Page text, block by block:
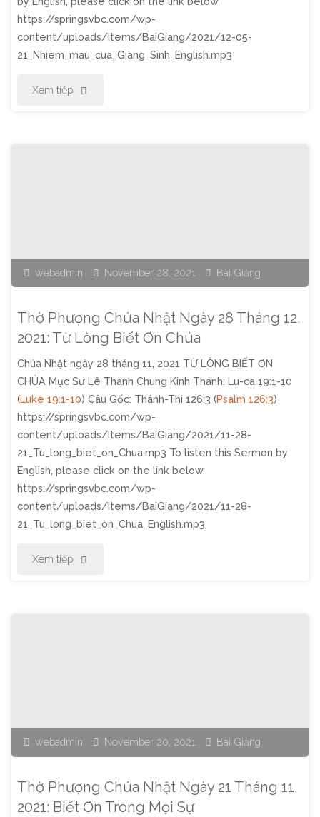
Sinh"
https://springsvbc.com/wp-
content/uploads/Items/BaiGiang/2021/12-05-
21_Nhiem_mau_cua_Giang_Sinh_English.mp3
Xem tiếp "Thờ
Tháng
2021:
Nhiệm
Mầu
Của
Giáng
Sinh"
webadmin November 28, 2021 Bài Giảng
Thờ Phượng Chúa Nhật Ngày 28 Tháng 12,
2021: Từ Lòng Biết Ơn Chúa
Chúa Nhật ngày 28 tháng 11, 2021 TỪ LÒNG BIẾT ƠN
CHÚA Mục Sư Lê Thành Chung Kinh Thánh: Lu-ca 19:1-10
(Luke 19:1-10) Câu Gốc: Thánh-Thi 126:3 (Psalm 126:3)
https://springsvbc.com/wp-
content/uploads/Items/BaiGiang/2021/11-28-
21_Tu_long_biet_on_Chua.mp3 To listen this Sermon by
English, please click on the link below
https://springsvbc.com/wp-
content/uploads/Items/BaiGiang/2021/11-28-
21_Tu_long_biet_on_Chua_English.mp3
Xem tiếp "Thờ
Tháng
2021:
webadmin November 20, 2021 Bài Giảng
Thờ Phượng Chúa Nhật Ngày 21 Tháng 11,
2021: Biết Ơn Trong Mọi Sự